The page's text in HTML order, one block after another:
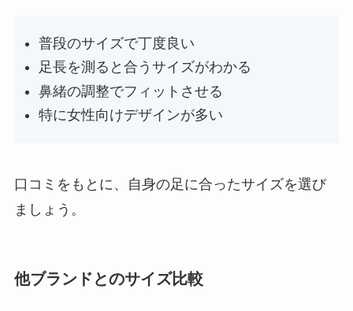
普段のサイズで丁度良い
足長を測ると合うサイズがわかる
鼻緒の調整でフィットさせる
特に女性向けデザインが多い
口コミをもとに、自身の足に合ったサイズを選び
ましょう。
他ブランドとのサイズ比較